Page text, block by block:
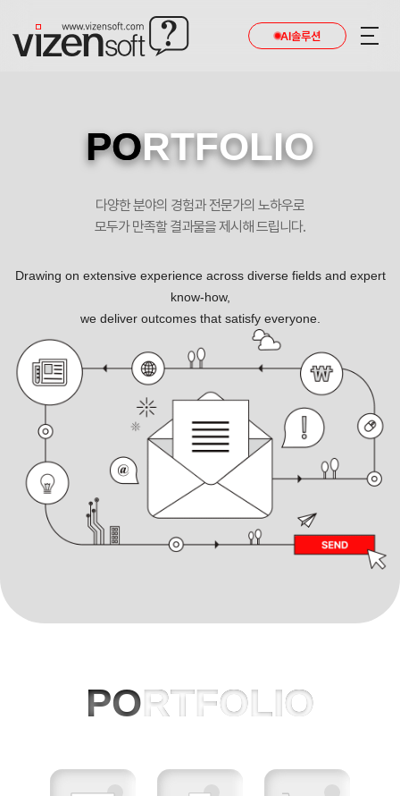
AI솔루션
PORTFOLIO
다양한 분야의 경험과 전문가의 노하우로
모두가 만족할 결과물을 제시해 드립니다.
Drawing on extensive experience across diverse fields and expert
know-how,
we deliver outcomes that satisfy everyone.
PORTFOLIO